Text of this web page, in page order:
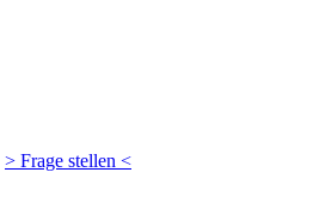
> Frage stellen <